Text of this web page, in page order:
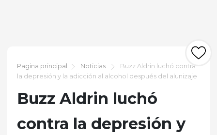
Pagina principal Noticias
Buzz Aldrin luchó contra
la depresión y la adicción al alcohol después del alunizaje
Buzz Aldrin luchó
contra la depresión y